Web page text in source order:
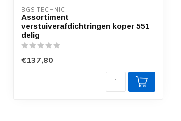
BGS TECHNIC
Assortiment
verstuiverafdichtringen koper 551
delig
€137,80